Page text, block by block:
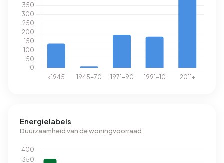
Energielabels
Duurzaamheid van de woningvoorraad